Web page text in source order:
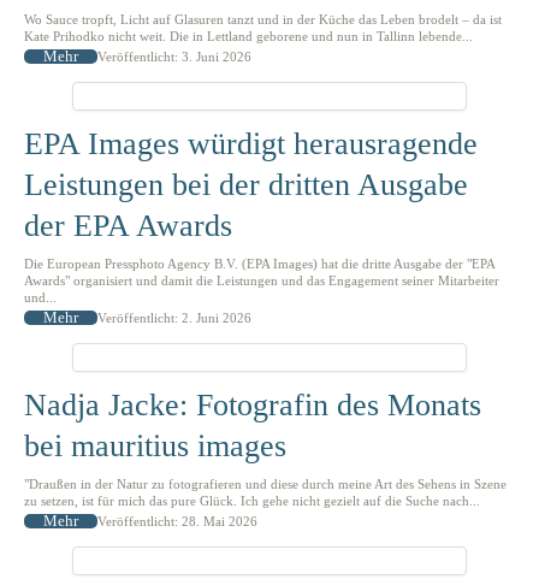
Wo Sauce tropft, Licht auf Glasuren tanzt und in der Küche das Leben brodelt – da ist
Kate Prihodko nicht weit. Die in Lettland geborene und nun in Tallinn lebende...
Mehr Veröffentlicht: 3. Juni 2026
EPA Images würdigt herausragende
Leistungen bei der dritten Ausgabe
der EPA Awards
Die European Pressphoto Agency B.V. (EPA Images) hat die dritte Ausgabe der "EPA
Awards" organisiert und damit die Leistungen und das Engagement seiner Mitarbeiter
und...
Mehr Veröffentlicht: 2. Juni 2026
Nadja Jacke: Fotografin des Monats
bei mauritius images
"Draußen in der Natur zu fotografieren und diese durch meine Art des Sehens in Szene
zu setzen, ist für mich das pure Glück. Ich gehe nicht gezielt auf die Suche nach...
Mehr Veröffentlicht: 28. Mai 2026